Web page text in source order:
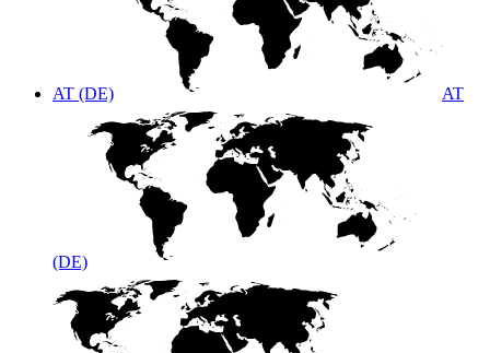
AT (DE) AT
(DE)